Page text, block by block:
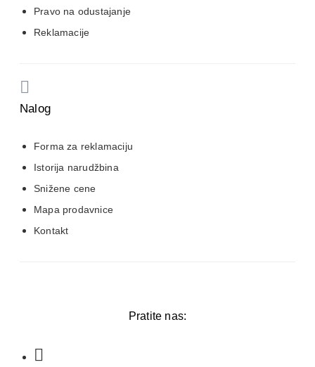
Pravo na odustajanje
Reklamacije
Nalog
Forma za reklamaciju
Istorija narudžbina
Snižene cene
Mapa prodavnice
Kontakt
Pratite nas: